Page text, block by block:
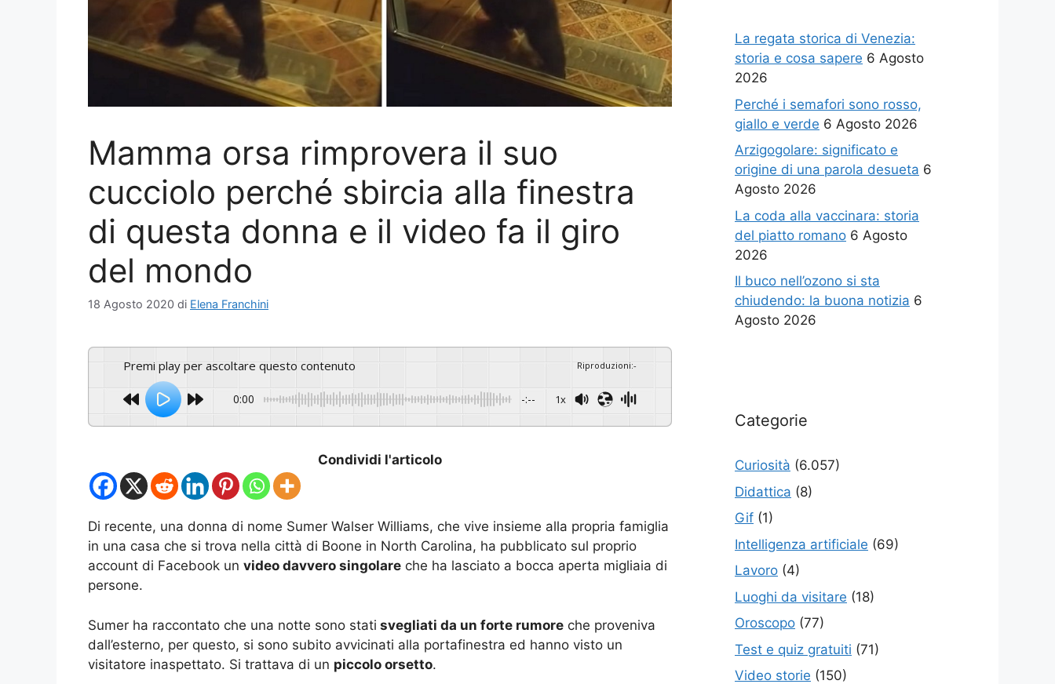
Mamma orsa rimprovera il suo
cucciolo perché sbircia alla finestra
di questa donna e il video fa il giro
del mondo
18 Agosto 2020 di Elena Franchini
Premi play per ascoltare questo contenuto Riproduzioni:-
0:00 -:-- 1x
Condividi l'articolo
Di recente, una donna di nome Sumer Walser Williams, che vive insieme alla propria famiglia
in una casa che si trova nella città di Boone in North Carolina, ha pubblicato sul proprio
account di Facebook un video davvero singolare che ha lasciato a bocca aperta migliaia di
persone.
Sumer ha raccontato che una notte sono stati svegliati da un forte rumore che proveniva
dall’esterno, per questo, si sono subito avvicinati alla portafinestra ed hanno visto un
visitatore inaspettato. Si trattava di un piccolo orsetto.
La regata storica di Venezia:
storia e cosa sapere 6 Agosto
2026
Perché i semafori sono rosso,
giallo e verde 6 Agosto 2026
Arzigogolare: significato e
origine di una parola desueta 6
Agosto 2026
La coda alla vaccinara: storia
del piatto romano 6 Agosto
2026
Il buco nell’ozono si sta
chiudendo: la buona notizia 6
Agosto 2026
Categorie
Curiosità (6.057)
Didattica (8)
Gif (1)
Intelligenza artificiale (69)
Lavoro (4)
Luoghi da visitare (18)
Oroscopo (77)
Test e quiz gratuiti (71)
Video storie (150)